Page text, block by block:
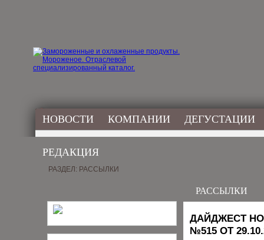
НОВОСТИ КОМПАНИИ ДЕГУСТАЦИИ
РЕДАКЦИЯ
РАЗДЕЛ: РАССЫЛКИ
РАССЫЛКИ
ДАЙДЖЕСТ
№515 ОТ